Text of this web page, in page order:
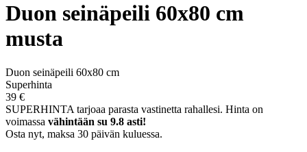
Duon seinäpeili 60x80 cm
musta
Duon seinäpeili 60x80 cm
Superhinta
39 €
SUPERHINTA tarjoaa parasta vastinetta rahallesi. Hinta on
voimassa vähintään su 9.8 asti!
Osta nyt, ­maksa 30 päivän kuluessa.